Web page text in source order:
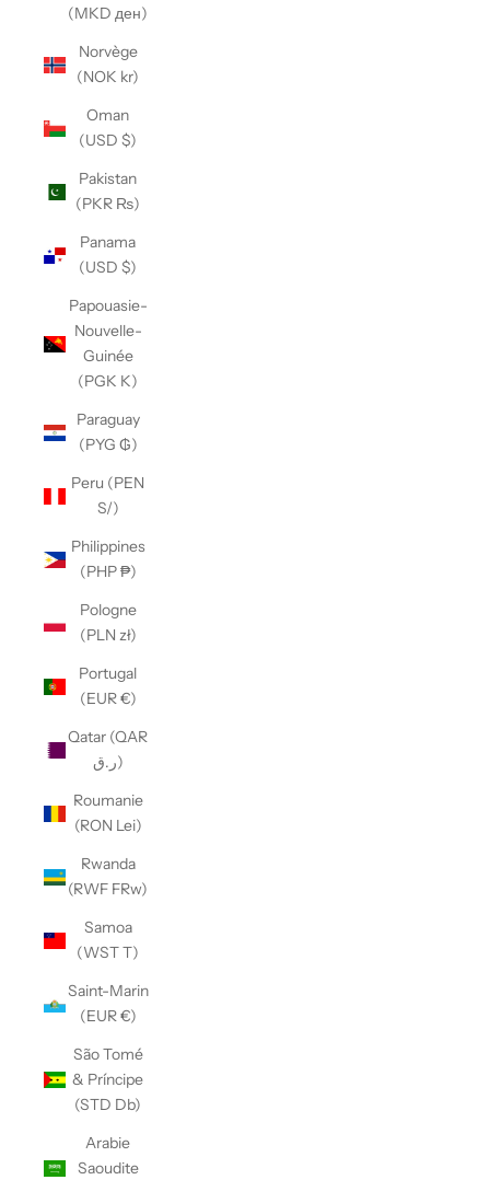
(MKD ден)
Norvège
(NOK kr)
Oman
(USD $)
Pakistan
(PKR ₨)
Panama
(USD $)
Papouasie-
Nouvelle-
Guinée
(PGK K)
Paraguay
(PYG ₲)
Peru (PEN
S/)
Philippines
(PHP ₱)
Pologne
(PLN zł)
Portugal
(EUR €)
Qatar (QAR
ر.ق)
Roumanie
(RON Lei)
Rwanda
(RWF FRw)
Samoa
(WST T)
Saint-Marin
(EUR €)
São Tomé
& Príncipe
(STD Db)
Arabie
Saoudite